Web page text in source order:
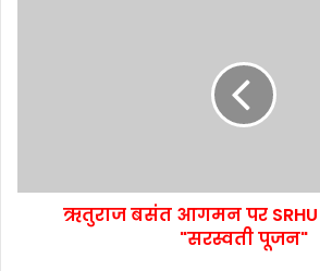
ऋतुराज बसंत आगमन पर SRHU
"सरस्वती पूजन"